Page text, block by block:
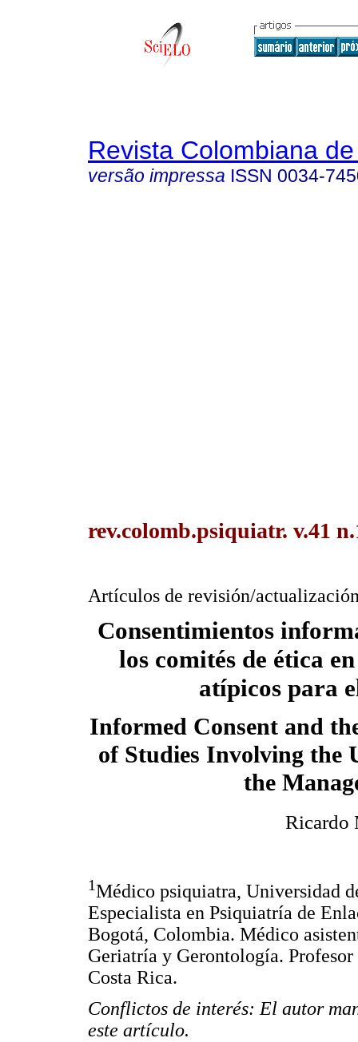
Revista Colombiana
versão impressa ISSN 0034-
rev.colomb.psiquiatr. v.41
Artículos de revisión/
Consentimientos
los comités de ética
atípicos para
Informed Consent and
of Studies Involving the
the
Ricardo
1Médico psiquiatra, Universidad
Especialista en Psiquiatría de
Bogotá, Colombia. Médico
Geriatría y Gerontología.
Costa Rica.
Conflictos de interés: El autor
este artículo.